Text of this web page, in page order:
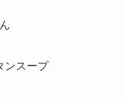
ンスープ